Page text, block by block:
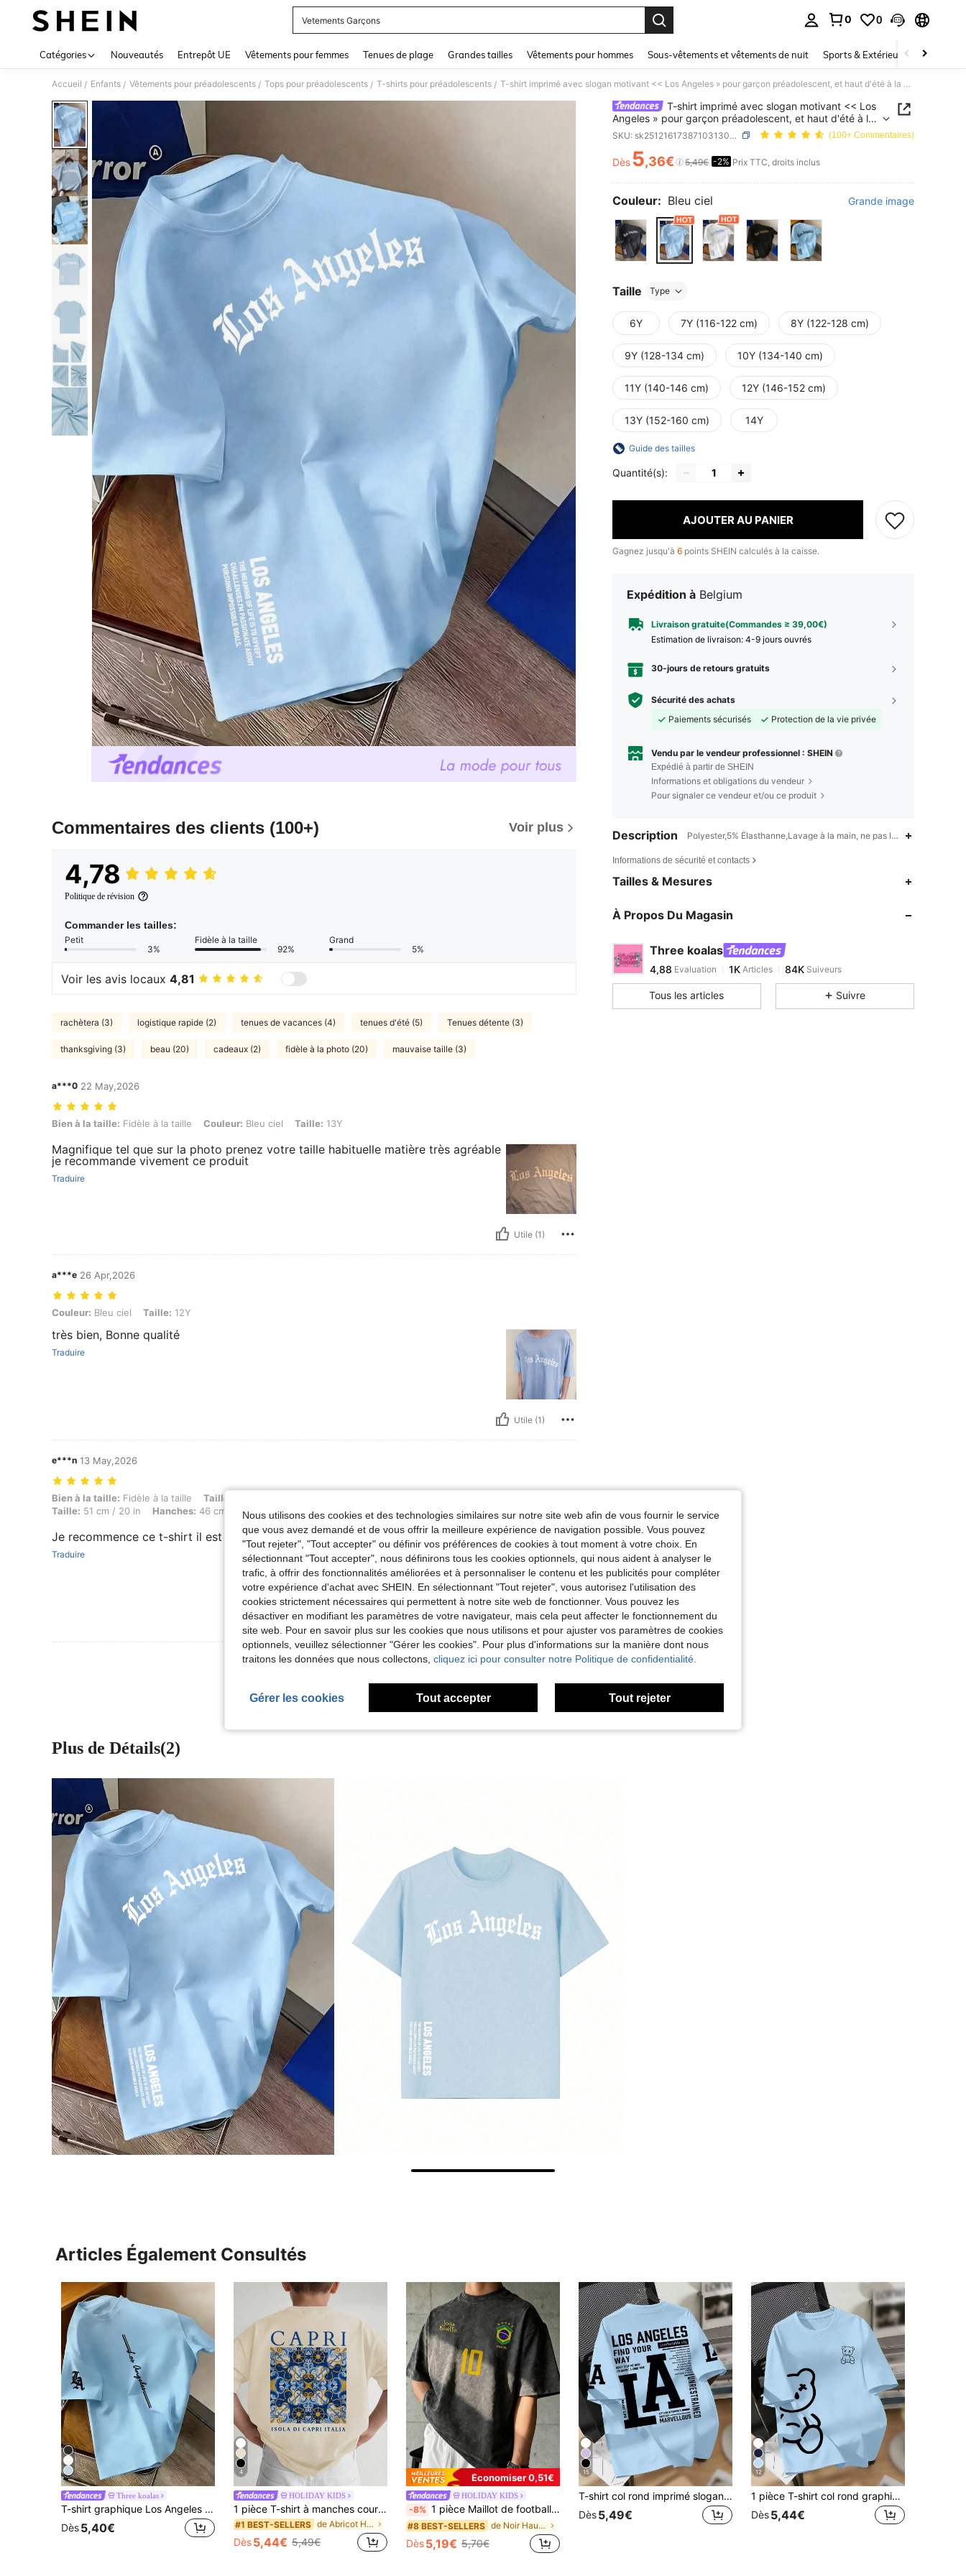
Vetements Garçons
0 0
Catégories Nouveautés Entrepôt UE Vêtements pour femmes Tenues de plage Grandes tailles Vêtements pour hommes Sous-vêtements et vêtements de nuit Sports & Extérieur Enfants
Accueil / Enfants / Vêtements pour préadolescents / Tops pour préadolescents / T-shirts pour préadolescents / T-shirt imprimé avec slogan motivant << Los Angeles » pour garçon préadolescent, et haut d'été à la mode pour garçons
Commentaires des clients (100+) Voir plus
4,78
Politique de révision
Commander les tailles:
Petit
3%
Fidèle à la taille
92%
Grand
5%
Voir les avis locaux 4,81
rachètera (3) logistique rapide (2) tenues de vacances (4) tenues d'été (5) Tenues détente (3)
thanksgiving (3) beau (20) cadeaux (2) fidèle à la photo (20) mauvaise taille (3)
a***0 22 May,2026
Bien à la taille: Fidèle à la taille, Couleur: Bleu ciel, Taille: 13Y
Bien à la taille: Fidèle à la taille Couleur: Bleu ciel Taille: 13Y
Magnifique tel que sur la photo prenez votre taille habituelle matière très agréable
je recommande vivement ce produit
Traduire
Utile (1)
a***e 26 Apr,2026
Couleur: Bleu ciel, Taille: 12Y
Couleur: Bleu ciel Taille: 12Y
très bien, Bonne qualité
Traduire
Utile (1)
e***n 13 May,2026
Bien à la taille: Fidèle à la taille, Taille: 105 cm / 41 in, Poids: 18 kg / 40 lbs, Buste: 55 cm / 22 in, Taille: 51 cm / 20 in, Hanches: 46 cm / 18 in, Couleur: Bleu ciel, Taille: 11Y
Bien à la taille: Fidèle à la taille Taille:
Taille: 51 cm / 20 in Hanches: 46 cm / 18 in Couleur: Bleu ciel Taille: 11Y
Je recommence ce t-shirt il est magnifique mon fils
Traduire
Utile (1)
Voir Plus D'avis
T-shirt imprimé avec slogan motivant << Los
Angeles » pour garçon préadolescent, et haut d'été à la
mode pour garçons
SKU: sk251216173871031302328 (100+ Commentaires)
PRICE AND AVAILABILITY
Dès5,36€ 5,49€ -2% Prix TTC, droits inclus
Couleur: Bleu ciel Grande image
Taille Type
6Y 7Y (116-122 cm) 8Y (122-128 cm)
9Y (128-134 cm) 10Y (134-140 cm)
11Y (140-146 cm) 12Y (146-152 cm)
13Y (152-160 cm) 14Y
Guide des tailles
Quantité(s):
AJOUTER AU PANIER
Gagnez jusqu'à 6 points SHEIN calculés à la caisse.
Expédition à Belgium
Livraison gratuite(Commandes ≥ 39,00€)
Estimation de livraison: 4-9 jours ouvrés
30-jours de retours gratuits
Sécurité des achats
Paiements sécurisés
Protection de la vie privée
Vendu par le vendeur professionnel : SHEIN
Expédié à partir de SHEIN
Informations et obligations du vendeur
Pour signaler ce vendeur et/ou ce produit
Description Polyester,5% Élasthanne,Lavage à la main, ne pas laver à sec
Informations de sécurité et contacts
Tailles & Mesures
À Propos Du Magasin
Three koalas
4,88
1K
4,88 Evaluation 1KArticles
e***7est en train de naviguer
4,88
Tous les articles Suivre
Plus de Détails(2)
Articles Également Consultés
Three koalas
T-shirt graphique Los Angeles pour pré-adolescent, tissu doux et confortable, convient pour les sports de plein air, les tenues décontractées, le streetwear, l'école, à la mode au printemps et en été
Dès5,40€
4
HOLIDAY KIDS
1 pièce T-shirt à manches courtes pour pré-adolescent garçon, style de vacances rétro, Top décontracté ample beige avec imprimé lettre CAPRI et géométrique à l'arrière, polyvalent
#1 BEST-SELLERS de Abricot Hauts pour préadolescents
Dès5,44€ 5,49€
Économiser 0,51€
HOLIDAY KIDS
-8% 1 pièce Maillot de football style Brésilien vintage noir & gris délavé pour garçon préadolescent, top Blokecore. Chiffre classique n°10 & impression 5 étoiles du Brésil, accent texte JOGA BONITO, oversize décontracté sportif street cool pour adolescents
#8 BEST-SELLERS de Noir Hauts pour préadolescents
Dès5,19€ 5,70€
15
T-shirt col rond imprimé slogan LA pour adolescents, tee-shirt décontracté d'été, top doux, style de rue et tenue de vacances. Convient aux garçons et aux filles
Dès5,49€
12
1 pièce T-shirt col rond graphique pour garçons, design cool double ours (œil en X), coupe oversize, tissu doux et confortable - parfait pour le port quotidien au printemps/été,
Dès5,44€
Nous utilisons des cookies et des technologies similaires sur notre site web afin de vous fournir le service
que vous avez demandé et de vous offrir la meilleure expérience de navigation possible. Vous pouvez
"Tout rejeter", "Tout accepter" ou définir vos préférences de cookies à tout moment à votre choix. En
sélectionnant "Tout accepter", nous définirons tous les cookies optionnels, qui nous aident à analyser le
trafic, à offrir des fonctionnalités améliorées et à personnaliser le contenu et les publicités pour compléter
votre expérience d'achat avec SHEIN. En sélectionnant "Tout rejeter", vous autorisez l'utilisation des
cookies strictement nécessaires qui permettent à notre site web de fonctionner. Vous pouvez les
désactiver en modifiant les paramètres de votre navigateur, mais cela peut affecter le fonctionnement du
site web. Pour en savoir plus sur les cookies que nous utilisons et pour ajuster vos paramètres de cookies
optionnels, veuillez sélectionner "Gérer les cookies". Pour plus d'informations sur la manière dont nous
traitons les données que nous collectons, cliquez ici pour consulter notre Politique de confidentialité.
Gérer les cookies Tout accepter Tout rejeter